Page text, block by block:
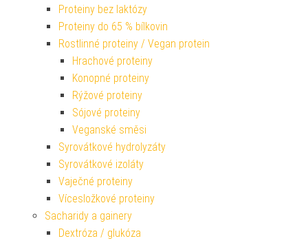
Proteiny bez laktózy
Proteiny do 65 % bílkovin
Rostlinné proteiny / Vegan protein
Hrachové proteiny
Konopné proteiny
Rýžové proteiny
Sójové proteiny
Veganské směsi
Syrovátkové hydrolyzáty
Syrovátkové izoláty
Vaječné proteiny
Vícesložkové proteiny
Sacharidy a gainery
Dextróza / glukóza